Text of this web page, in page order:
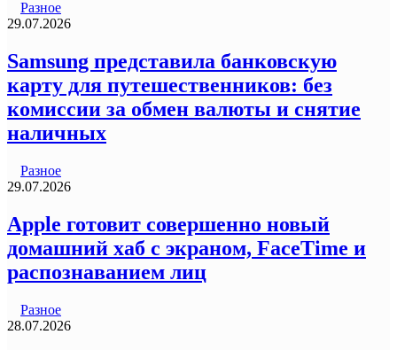
Разное
29.07.2026
Samsung представила банковскую
карту для путешественников: без
комиссии за обмен валюты и снятие
наличных
Разное
29.07.2026
Apple готовит совершенно новый
домашний хаб с экраном, FaceTime и
распознаванием лиц
Разное
28.07.2026